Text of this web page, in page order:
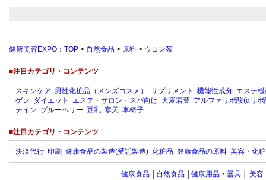
健康美容EXPO：TOP > 自然食品 > 原料 > ウコン茶
■注目カテゴリ・コンテンツ
スキンケア 男性化粧品（メンズコスメ） サプリメント 機能性成分 エステ
ゲン ダイエット エステ・サロン・スパ向け 大麦若葉 アルファリポ酸(αリポ
テイン ブルーベリー 豆乳 寒天 車椅子
■注目カテゴリ・コンテンツ
決済代行 印刷 健康食品の製造(受託製造) 化粧品 健康食品の原料 美容・化
健康食品 自然食品 健康用品・器具 美容